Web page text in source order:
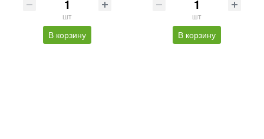
шт
В корзину
шт
В корзину